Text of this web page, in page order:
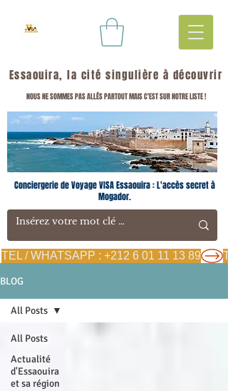
Essaouira, la cité singulière à découvrir
NOUS NE SOMMES PAS ALLÉS PARTOUT MAIS C'EST SUR NOTRE LISTE !
TEL / WHATSAPP : +212 6 01 11 13 89
Conciergerie de Voyage VISA Essaouira : L'accès secret à
Mogador.
BLOG
All Posts
Actualité
d'Essaouira
et sa région
All Posts